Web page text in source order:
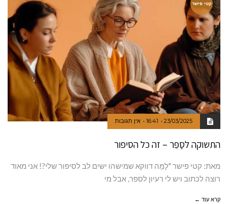
קטי פישר
23/03/2025
16:41 אין תגובות
התשוקה לסַפֵּר – זה כל הסיפור
מאת: קטי פישר "לָמָּה דווקא שמישהו ישים לב לסיפור שלי?! אני מאוד
רוצה לכתוב ויש לי רעיון לספר, אבל מי
קרא עוד ←